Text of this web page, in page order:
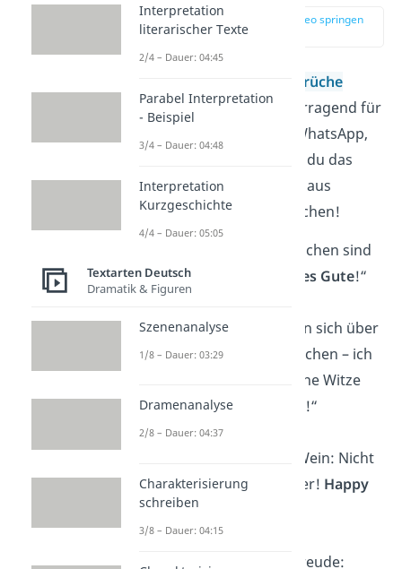
zur Stelle im Video springen
(00:40)
Geburtstagssprüche
eignen sich auch hervorragend für
eine Gratulation über WhatsApp,
SMS und Co. So bringst du das
Geburtstagskind selbst aus
der Entfernung zum Lachen!
„Rosen sind rot, Veilchen sind
blau. Du bist alt.
Alles Gute!“
„Die meisten werden sich über
dein Alter
lustig machen – ich
nicht! Ich mach‘ keine Witze
über alte Menschen!“
„Du bist wie guter Wein: Nicht
älter, sondern besser! Happy
Birthday
Schenken macht Freude:
Interpretation
literarischer Texte
2/4 – Dauer: 04:45
Parabel Interpretation
- Beispiel
3/4 – Dauer: 04:48
Interpretation
Kurzgeschichte
4/4 – Dauer: 05:05
Textarten Deutsch
Dramatik & Figuren
Szenenanalyse
1/8 – Dauer: 03:29
Dramenanalyse
2/8 – Dauer: 04:37
Charakterisierung
schreiben
3/8 – Dauer: 04:15